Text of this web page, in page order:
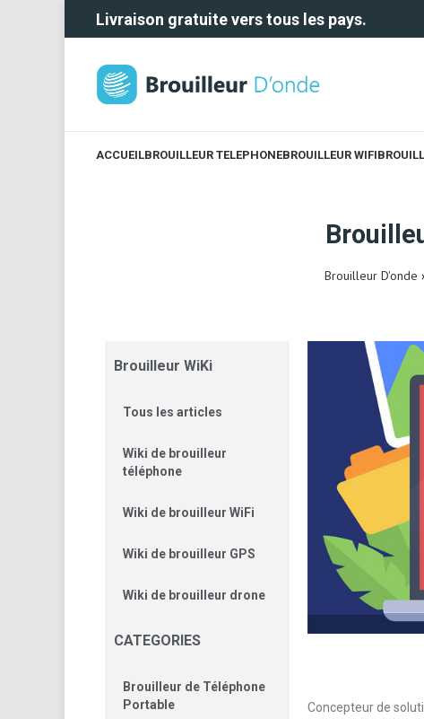
Livraison gratuite vers tous les pays.
ACCUEILBROUILLEUR TELEPHONEBROUILLEUR WIFI
Brouilleur D'onde
Brouilleur WiKi
Tous les articles
Wiki de brouilleur
téléphone
Wiki de brouilleur WiFi
Wiki de brouilleur GPS
Wiki de brouilleur drone
CATEGORIES
Brouilleur de Téléphone
Portable
Concepteur de